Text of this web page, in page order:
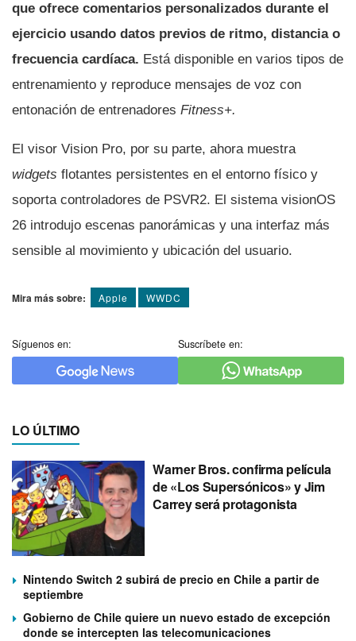
que ofrece comentarios personalizados durante el
ejercicio usando datos previos de ritmo, distancia o
frecuencia cardíaca. Está disponible en varios tipos de
entrenamiento y reproduce mensajes de voz con
entonación de entrenadores Fitness+.
El visor Vision Pro, por su parte, ahora muestra
widgets flotantes persistentes en el entorno físico y
soporta controladores de PSVR2. El sistema visionOS
26 introdujo escenas panorámicas y una interfaz más
sensible al movimiento y ubicación del usuario.
Mira más sobre: Apple WWDC
Síguenos en: Suscríbete en:
LO ÚLTIMO
Warner Bros. confirma película
de «Los Supersónicos» y Jim
Carrey será protagonista
Nintendo Switch 2 subirá de precio en Chile a partir de
septiembre
Gobierno de Chile quiere un nuevo estado de excepción
donde se intercepten las telecomunicaciones